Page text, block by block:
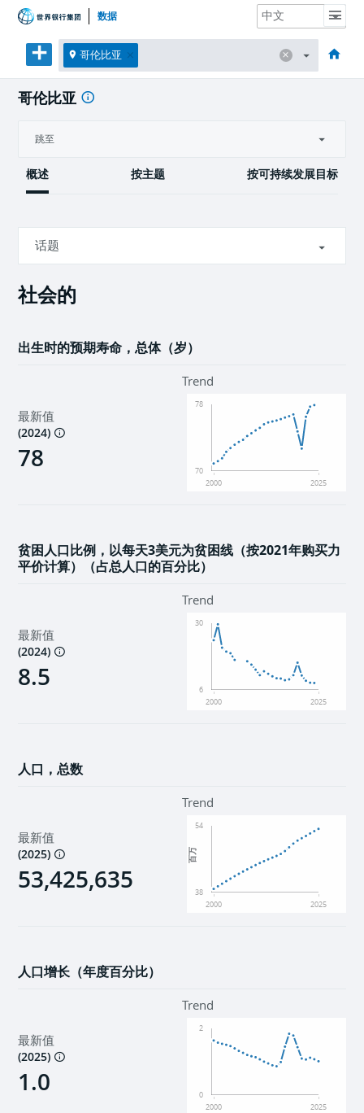
数据
主页 经济体 关于
哥伦比亚
哥伦比亚
跳至
概述 按主题 按可持续发展目标
话题
社会的
机构
社会的
出生时的预期寿命，总体（岁）
最新值
(2024)
78
Trend
2000 2025
70
78
贫困人口比例，以每天3美元为贫困线（按2021年购买力
平价计算）（占总人口的百分比）
最新值
(2024)
8.5
Trend
2000 2025
6
30
人口，总数
最新值
(2025)
53,425,635
Trend
2000 2025
百万
38
54
人口增长（年度百分比）
最新值
(2025)
1.0
Trend
2000 2025
0
2